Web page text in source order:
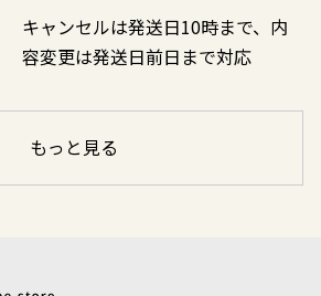
キャンセルは発送日10時まで、内
容変更は発送日前日まで対応
もっと見る